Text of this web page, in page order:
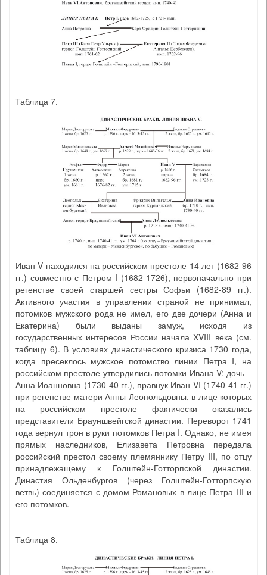
Таблица 7.
Иван V находился на российском престоле 14 лет (1682-96
гг.) совместно с Петром I (1682-1726), первоначально при
регенстве своей старшей сестры Софьи (1682-89 гг.).
Активного участия в управлении страной не принимал,
потомков мужского рода не имел, его две дочери (Анна и
Екатерина) были выданы замуж, исходя из
государственных интересов России начала XVIII века (см.
таблицу 6). В условиях династического кризиса 1730 года,
когда пресеклось мужское потомство линии Петра I, на
российском престоле утвердились потомки Ивана V: дочь –
Анна Иоанновна (1730-40 гг.), правнук Иван VI (1740-41 гг.)
при регенстве матери Анны Леопольдовны, в лице которых
на российском престоле фактически оказались
представители Брауншвейгской династии. Переворот 1741
года вернул трон в руки потомков Петра I. Однако, не имея
прямых наследников, Елизавета Петровна передала
российский престол своему племяннику Петру III, по отцу
принадлежащему к Голштейн-Готторпской династии.
Династия Ольденбургов (через Голштейн-Готторпскую
ветвь) соединяется с домом Романовых в лице Петра III и
его потомков.
Таблица 8.